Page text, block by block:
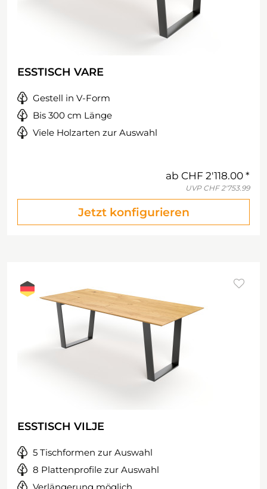
ESSTISCH VARE
Gestell in V-Form
Bis 300 cm Länge
Viele Holzarten zur Auswahl
ab CHF 2'118.00
UVP CHF 2'753.99
Jetzt konfigurieren
ESSTISCH VILJE
5 Tischformen zur Auswahl
8 Plattenprofile zur Auswahl